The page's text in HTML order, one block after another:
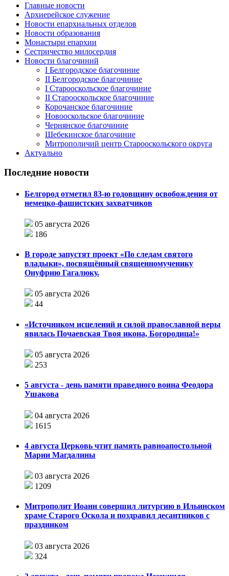
Главные новости
Архиерейское служение
Новости епархиальных отделов
Новости образования
Монастыри епархии
Сестричество милосердия
Новости благочиний
I Белгородское благочиние
II Белгородское благочиние
I Старооскольское благочиние
II Старооскольское благочиние
Корочанское благочиние
Новооскольское благочиние
Чернянское благочиние
Шебекинское благочиние
Митрополичий центр Старооскольского округа
Актуально
Последние новости
Белгород отметил 83-ю годовщину освобождения от
немецко-фашистских захватчиков
05 августа 2026
186
В городе запустят проект «По следам святого
владыки», посвящённый священномученику
Онуфрию Гагалюку.
05 августа 2026
44
«Источником исцелений и силой православной веры
явилась Почаевская Твоя икона, Богородица!»
05 августа 2026
253
5 августа - день памяти праведного воина Феодора
Ушакова
04 августа 2026
1615
4 августа Церковь чтит память равноапостольной
Марии Магдалины
03 августа 2026
1209
Митрополит Иоанн совершил литургию в Ильинском
храме Старого Оскола и поздравил десантников с
праздником
03 августа 2026
324